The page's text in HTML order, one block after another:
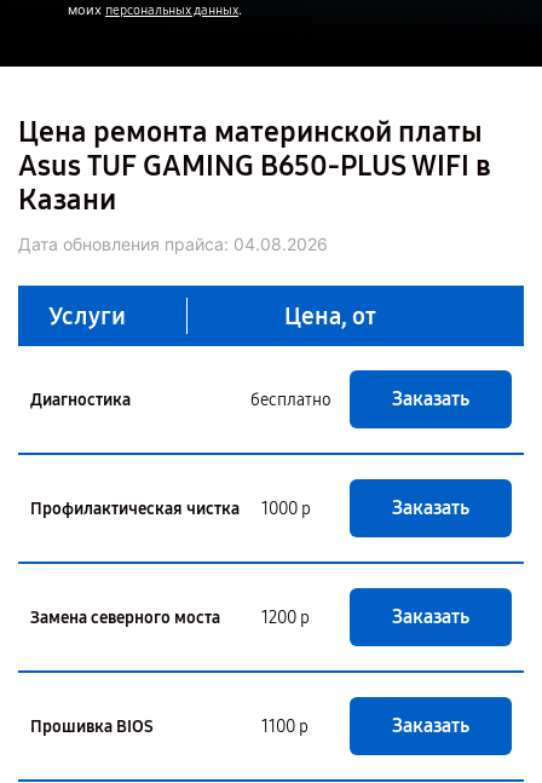
моих персональных данных.
Цена ремонта материнской платы
Asus TUF GAMING B650-PLUS WIFI в
Казани
Дата обновления прайса: 04.08.2026
Услуги Цена, от
Диагностика бесплатно Заказать
Профилактическая чистка 1000 р Заказать
Замена северного моста 1200 р Заказать
Прошивка BIOS 1100 р Заказать